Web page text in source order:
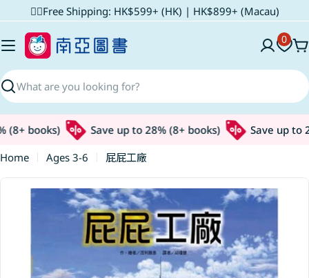
to
content
✌🏼Free Shipping: HK$599+ (HK) | HK$899+ (Macau)
Search
0
books) Save up to 28% (8+ books)
Save up to
Home
Ages 3-6
屁屁工廠
Skip